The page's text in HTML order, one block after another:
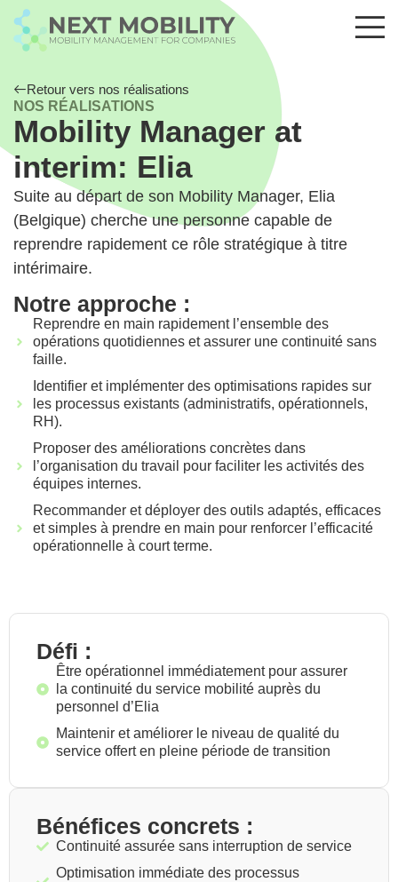
Retour vers nos réalisations
NOS RÉALISATIONS
Mobility Manager at
interim: Elia
Suite au départ de son Mobility Manager, Elia
(Belgique) cherche une personne capable de
reprendre rapidement ce rôle stratégique à titre
intérimaire.
Notre approche :
Reprendre en main rapidement l’ensemble des
opérations quotidiennes et assurer une continuité sans
faille.
Identifier et implémenter des optimisations rapides sur
les processus existants (administratifs, opérationnels,
RH).
Proposer des améliorations concrètes dans
l’organisation du travail pour faciliter les activités des
équipes internes.
Recommander et déployer des outils adaptés, efficaces
et simples à prendre en main pour renforcer l’efficacité
opérationnelle à court terme.
Défi :
Être opérationnel immédiatement pour assurer
la continuité du service mobilité auprès du
personnel d’Elia
Maintenir et améliorer le niveau de qualité du
service offert en pleine période de transition
Bénéfices concrets :
Continuité assurée sans interruption de service
Optimisation immédiate des processus